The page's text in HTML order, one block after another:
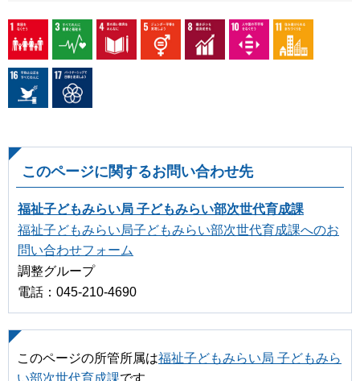
このページに関するお問い合わせ先
福祉子どもみらい局 子どもみらい部次世代育成課
福祉子どもみらい局子どもみらい部次世代育成課へのお
問い合わせフォーム
調整グループ
電話：045-210-4690
このページの所管所属は福祉子どもみらい局 子どもみら
い部次世代育成課です。